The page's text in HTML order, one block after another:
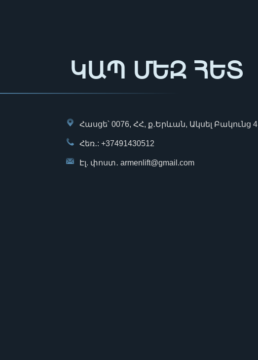
ԿԱՊ ՄԵԶ ՀԵՏ
Հասցե՝ 0076, ՀՀ, ք․Երևան, Ակսել Բակունց 4
Հեռ․: +37491430512
Էլ. փոստ․ armenlift@gmail.com